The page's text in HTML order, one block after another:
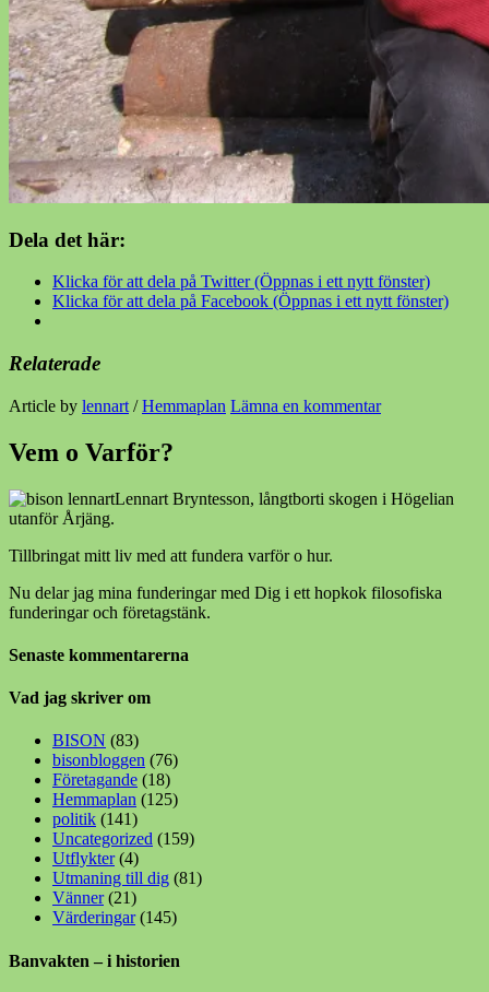
Dela det här:
Klicka för att dela på Twitter (Öppnas i ett nytt fönster)
Klicka för att dela på Facebook (Öppnas i ett nytt fönster)
Relaterade
Article by lennart /Hemmaplan Lämna en kommentar
Vem o Varför?
Lennart Bryntesson, långtborti skogen i Högelian
utanför Årjäng.
Tillbringat mitt liv med att fundera varför o hur.
Nu delar jag mina funderingar med Dig i ett hopkok filosofiska
funderingar och företagstänk.
Senaste kommentarerna
Vad jag skriver om
BISON (83)
bisonbloggen (76)
Företagande (18)
Hemmaplan (125)
politik (141)
Uncategorized (159)
Utflykter(4)
Utmaning till dig (81)
Vänner(21)
Värderingar(145)
Banvakten – i historien